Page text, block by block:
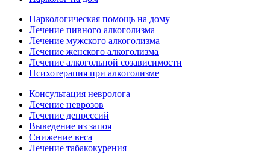
Наркологическая помощь на дому
Лечение пивного алкоголизма
Лечение мужского алкоголизма
Лечение женского алкоголизма
Лечение алкогольной созависимости
Психотерапия при алкоголизме
Консультация невролога
Лечение неврозов
Лечение депрессий
Выведение из запоя
Снижение веса
Лечение табакокурения